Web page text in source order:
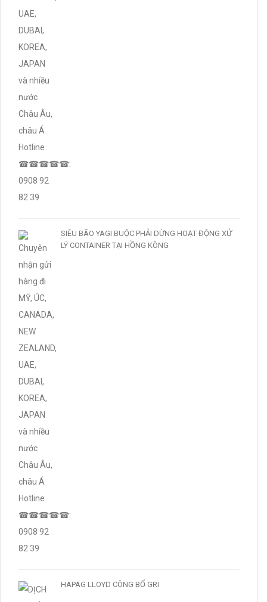
SIÊU BÃO YAGI BUỘC PHẢI DỪNG HOẠT ĐỘNG XỬ
LÝ CONTAINER TẠI HỒNG KÔNG
HAPAG LLOYD CÔNG BỐ GRI